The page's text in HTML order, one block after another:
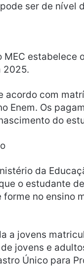
ser de nível
estabelece
2025.
acordo com
Enem. Os
do
da
o estudante
no ensino
a jovens
jovens e
Único para